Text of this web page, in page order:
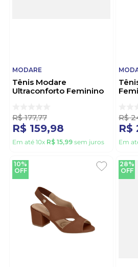
MODARE
Tênis Modare
Ultraconforto Feminino
R$ 177,77
R$ 159,98
Em até 10x R$ 15,99 sem juros
R$
R$
Em
10%
OFF
28%
OFF